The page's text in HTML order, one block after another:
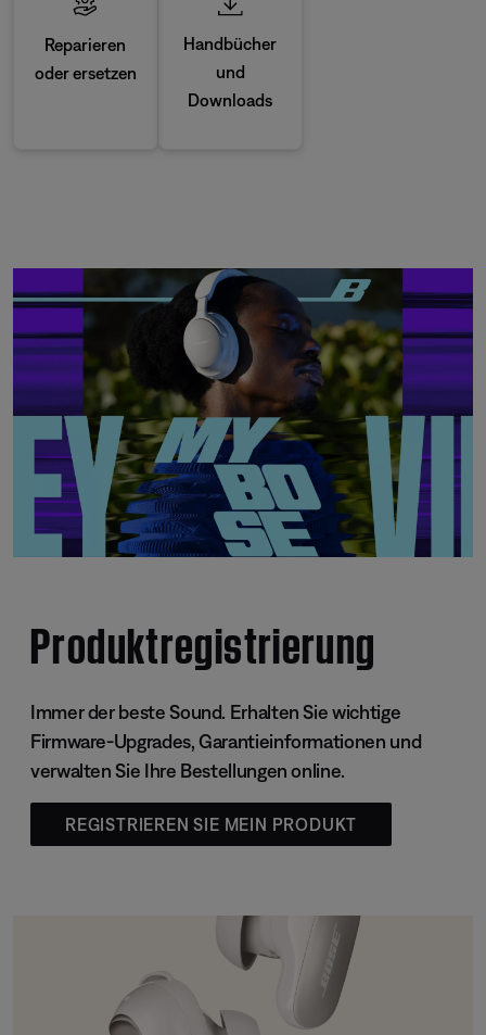
Reparieren
oder ersetzen
Handbücher
und
Downloads
Produktregistrierung
Immer der beste Sound. Erhalten Sie wichtige
Firmware-Upgrades, Garantieinformationen und
verwalten Sie Ihre Bestellungen online.
REGISTRIEREN SIE MEIN PRODUKT